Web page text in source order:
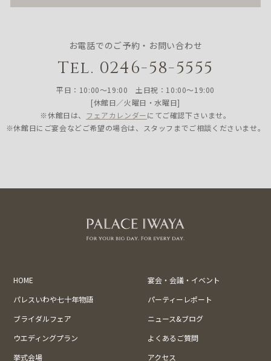
お電話でのご予約・お問い合わせ
Tel. 0246-58-5555
平日：10:00〜19:00 土日祝：10:00〜19:00
[休館日／火曜日・水曜日]
※休館日は、 フェアカレンダーにてご確認下さいませ。
※休館日にご宴会などご希望の場合は、スタッフまでご相談くださいませ。
HOME
宴会・会議・イベント
パレスいわや七十年物語
パーティーレポート
ブライダルフェア
ニュース&ブログ
ウエディングプラン
よくあるご質問
挙式会場
アクセス